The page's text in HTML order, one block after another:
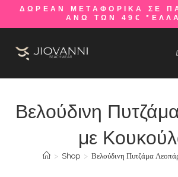
ΔΩΡΕΑΝ ΜΕΤΑΦΟΡΙΚΑ ΣΕ
ΑΝΩ ΤΩΝ 49€
Βελούδινη
με
> Shop > Βελούδινη Πυτζάμα